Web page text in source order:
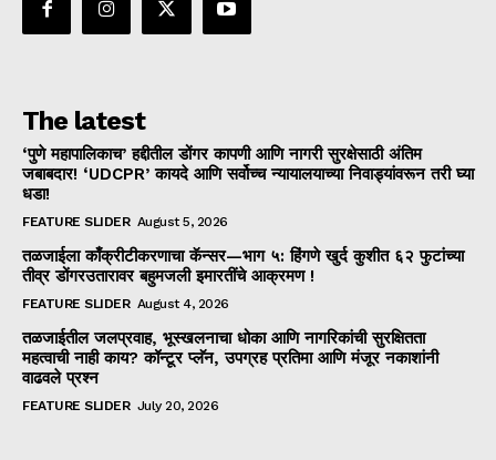
The latest
‘पुणे महापालिकाच’ हद्दीतील डोंगर कापणी आणि नागरी सुरक्षेसाठी अंतिम
जबाबदार! ‘UDCPR’ कायदे आणि सर्वोच्च न्यायालयाच्या निवाड्यांवरून तरी घ्या
धडा!
FEATURE SLIDER August 5, 2026
तळजाईला काँक्रीटीकरणाचा कॅन्सर—भाग ५: हिंगणे खुर्द कुशीत ६२ फुटांच्या
तीव्र डोंगरउतारावर बहुमजली इमारतींचे आक्रमण !
FEATURE SLIDER August 4, 2026
तळजाईतील जलप्रवाह, भूस्खलनाचा धोका आणि नागरिकांची सुरक्षितता
महत्वाची नाही काय? कॉन्टूर प्लॅन, उपग्रह प्रतिमा आणि मंजूर नकाशांनी
वाढवले प्रश्न
FEATURE SLIDER July 20, 2026